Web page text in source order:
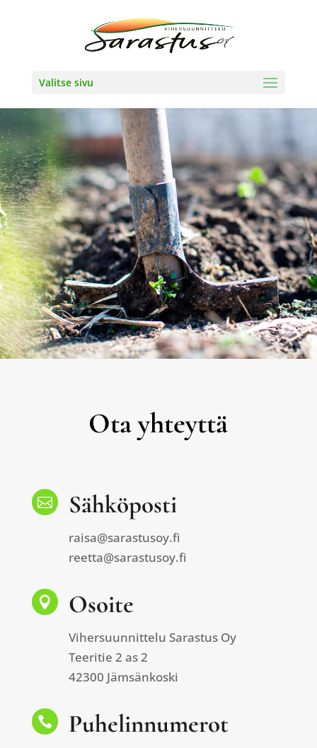
Valitse sivu
Ota yhteyttä
 Sähköposti
raisa@sarastusoy.fi
reetta@sarastusoy.fi
 Osoite
Vihersuunnittelu Sarastus Oy
Teeritie 2 as 2
42300 Jämsänkoski
 Puhelinnumerot